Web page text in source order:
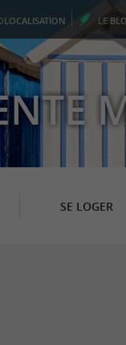
LOCALISATION LE
SE LOGER